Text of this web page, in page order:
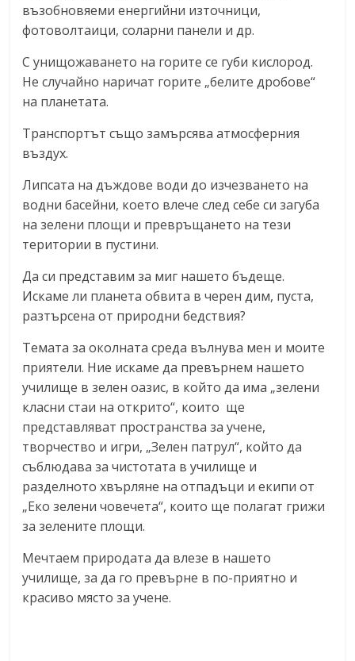
възобновяеми енергийни източници,
фотоволтаици, соларни панели и др.
С унищожаването на горите се губи кислород.
Не случайно наричат горите „белите дробове“
на планетата.
Транспортът също замърсява атмосферния
въздух.
Липсата на дъждове води до изчезването на
водни басейни, което влече след себе си загуба
на зелени площи и превръщането на тези
територии в пустини.
Да си представим за миг нашето бъдеще.
Искаме ли планета обвита в черен дим, пуста,
разтърсена от природни бедствия?
Темата за околната среда вълнува мен и моите
приятели. Ние искаме да превърнем нашето
училище в зелен оазис, в който да има „зелени
класни стаи на открито“, които ще
представляват пространства за учене,
творчество и игри, „Зелен патрул“, който да
съблюдава за чистотата в училище и
разделното хвърляне на отпадъци и екипи от
„Еко зелени човечета“, които ще полагат грижи
за зелените площи.
Мечтаем природата да влезе в нашето
училище, за да го превърне в по-приятно и
красиво място за учене.